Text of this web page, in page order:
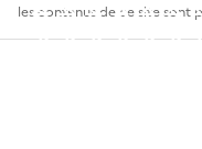
les contenus de ce site sont